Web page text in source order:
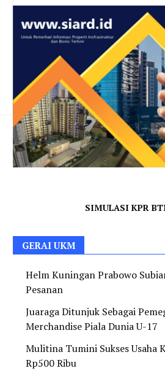
SIMULASI KPR
GERAI UKM
Helm Kuningan Prabowo
Pesanan
Juaraga Ditunjuk Sebagai
Merchandise Piala Dunia U-17
Mulitina Tumini Sukses Usaha
Rp500 Ribu